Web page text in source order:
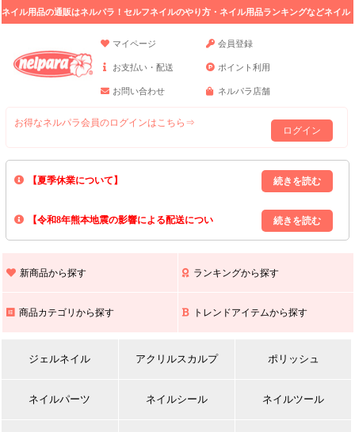
ネイル用品の通販はネルパラ！セルフネイルのやり方・ネイル用品ランキングなどネイル
マイページ
会員登録
お支払い・配送 ポイント利用
お問い合わせ ネルパラ店舗
お得なネルパラ会員のログインはこちら⇒
ログイン
【夏季休業について】
8/13(木)～8/16(日)の間｢出荷業務・お問い合わせ業務｣はお休みいたしま
上記期間中のご注文・お問い合わせは8/17(月)以降の対応となりますので
【令和8年熊本地震の影響による配送につい
また､ 九州全域でお荷物のお届けに遅延が生じております｡
新商品から探す ランキングから探す
商品カテゴリから探す トレンドアイテムから探す
ジェルネイル アクリルスカルプ ポリッシュ
ネイルパーツ ネイルシール ネイルツール